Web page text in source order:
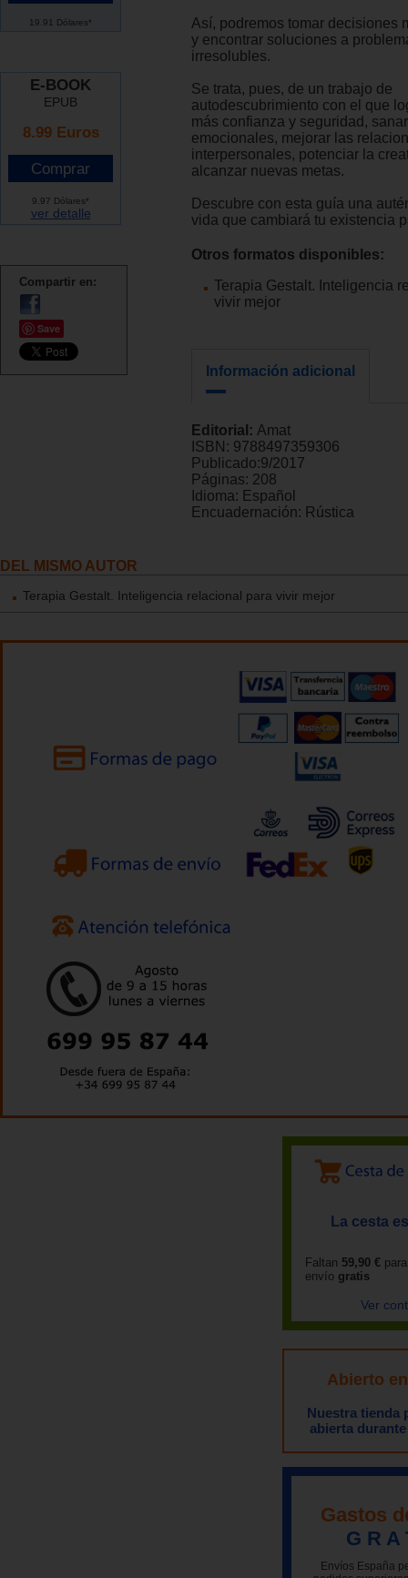
19.91 Dólares*
E-BOOK
EPUB
8.99 Euros
9.97 Dólares*
ver detalle
Compartir en:
Save
Así, podremos tomar decisiones
y encontrar soluciones a
irresolubles.
Se trata, pues, de un trabajo de
autodescubrimiento con el que
más confianza y seguridad,
emocionales, mejorar las
interpersonales, potenciar la
alcanzar nuevas metas.
Descubre con esta guía una
vida que cambiará tu existencia
Otros formatos disponibles:
Terapia Gestalt. Inteligencia
vivir mejor
Información adicional
Editorial: Amat
ISBN: 9788497359306
Publicado:9/2017
Páginas: 208
Idioma: Español
Encuadernación: Rústica
DEL MISMO AUTOR
Terapia Gestalt. Inteligencia relacional para vivir mejor
La cesta
Faltan 59,90 €
envío gratis
Ver
Abierto
Nuestra tienda
abierta
Gastos
G R A
Envíos España